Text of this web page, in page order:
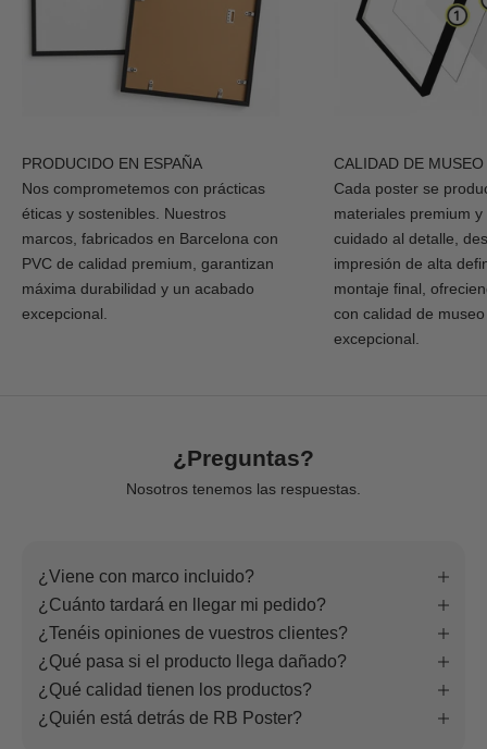
PRODUCIDO EN ESPAÑA
Nos comprometemos con prácticas
éticas y sostenibles. Nuestros
marcos, fabricados en Barcelona con
PVC de calidad premium, garantizan
máxima durabilidad y un acabado
excepcional.
CALIDAD DE MUSEO
Cada poster se
materiales premium
cuidado al detalle,
impresión de alta
montaje final,
con calidad de
excepcional.
¿Preguntas?
Nosotros tenemos las respuestas.
¿Viene con marco incluido?
¿Cuánto tardará en llegar mi pedido?
¿Tenéis opiniones de vuestros clientes?
¿Qué pasa si el producto llega dañado?
¿Qué calidad tienen los productos?
¿Quién está detrás de RB Poster?